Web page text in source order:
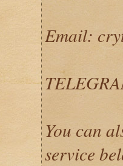
Email:
You can
service